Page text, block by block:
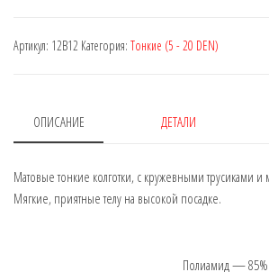
DEN:
Артикул: 12B12 Категория: Тонкие (5 - 20 DEN)
ОПИСАНИЕ ДЕТАЛИ
Матовые тонкие колготки, с кружевными трусиками и
Мягкие, приятные телу на высокой посадке.
Полиамид — 85%